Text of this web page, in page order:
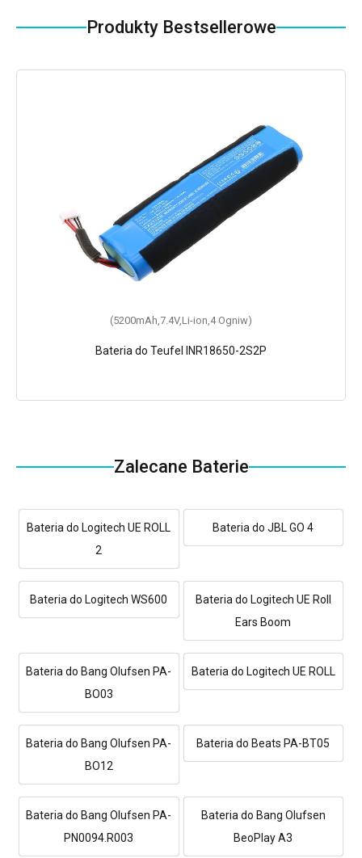
Produkty Bestsellerowe
(5200mAh,7.4V,Li-ion,4 Ogniw)
Bateria do Teufel INR18650-2S2P
Zalecane Baterie
Bateria do Logitech UE ROLL
2
Bateria do JBL GO 4
Bateria do Logitech WS600
Bateria do Logitech UE Roll
Ears Boom
Bateria do Bang Olufsen PA-
BO03
Bateria do Logitech UE ROLL
Bateria do Bang Olufsen PA-
BO12
Bateria do Beats PA-BT05
Bateria do Bang Olufsen PA-
PN0094.R003
Bateria do Bang Olufsen
BeoPlay A3